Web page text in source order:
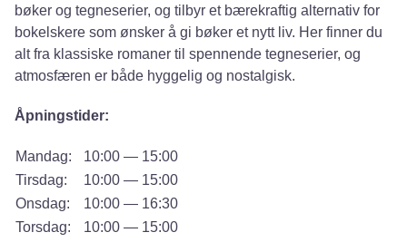
bøker og tegneserier, og tilbyr et bærekraftig alternativ for
bokelskere som ønsker å gi bøker et nytt liv. Her finner du
alt fra klassiske romaner til spennende tegneserier, og
atmosfæren er både hyggelig og nostalgisk.​
Åpningstider:
Mandag:
10:00 — 15:00
Tirsdag:
10:00 — 15:00
Onsdag:
10:00 — 16:30
Torsdag:
10:00 — 15:00